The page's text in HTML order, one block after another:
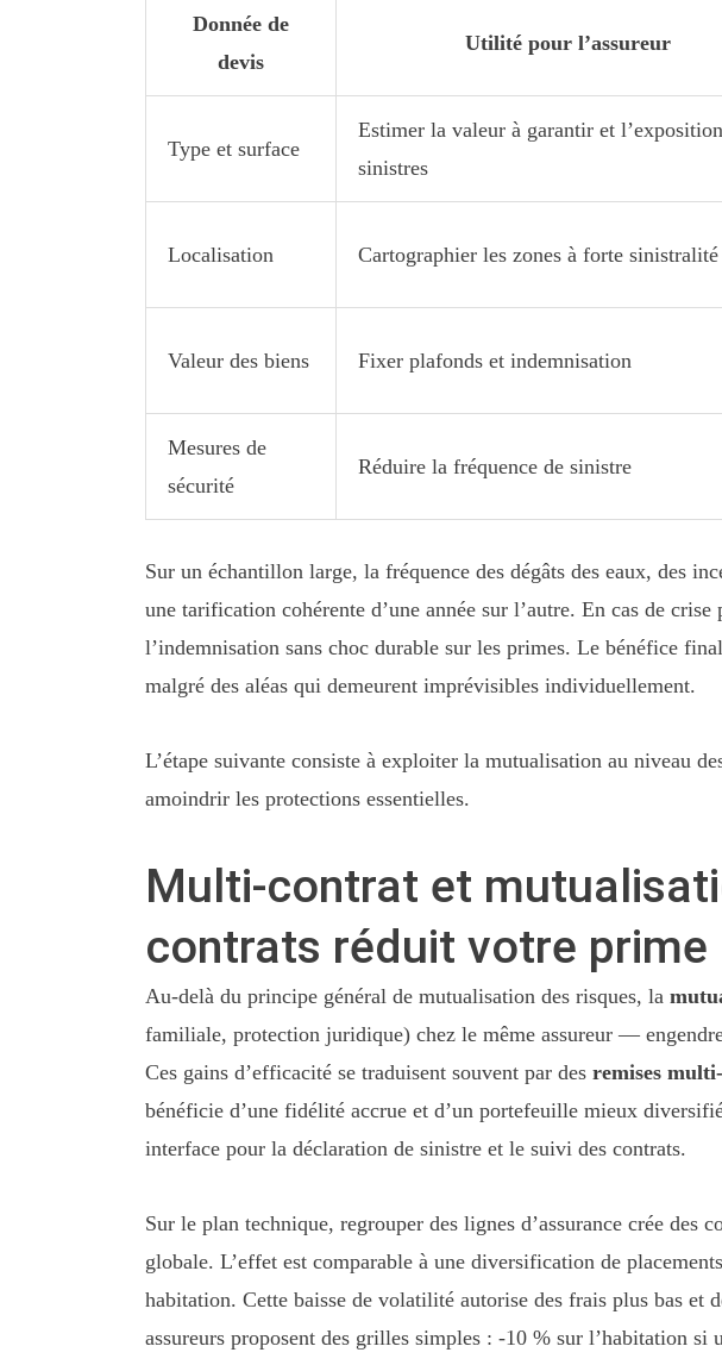
Donnée de
devis
Utilité pour l’assureur
Type et surface
Estimer la valeur à garantir et
sinistres
Localisation Cartographier les zones à forte sinistralité
Valeur des biens Fixer plafonds et indemnisation
Mesures de
sécurité
Réduire la fréquence de sinistre
Sur un échantillon large, la fréquence des dégâts des eaux, des
une tarification cohérente d’une année sur l’autre. En cas de
l’indemnisation sans choc durable sur les primes. Le bénéfice
malgré des aléas qui demeurent imprévisibles individuellement.
L’étape suivante consiste à exploiter la mutualisation au niveau
amoindrir les protections essentielles.
Multi-contrat et
contrats réduit votre prime
Au-delà du principe général de mutualisation des risques, la
familiale, protection juridique) chez le même assureur —
Ces gains d’efficacité se traduisent souvent par des remises
bénéficie d’une fidélité accrue et d’un portefeuille mieux
interface pour la déclaration de sinistre et le suivi des contrats.
Sur le plan technique, regrouper des lignes d’assurance crée
globale. L’effet est comparable à une diversification de
habitation. Cette baisse de volatilité autorise des frais plus bas et
assureurs proposent des grilles simples : -10 % sur l’habitation